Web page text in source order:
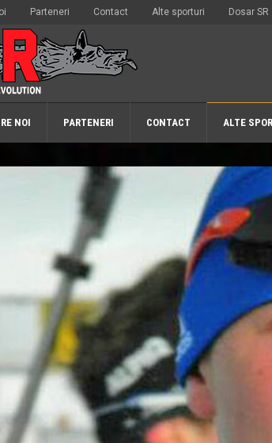
Parteneri Contact Alte sporturi Dosar SR
NOI PARTENERI CONTACT ALTE